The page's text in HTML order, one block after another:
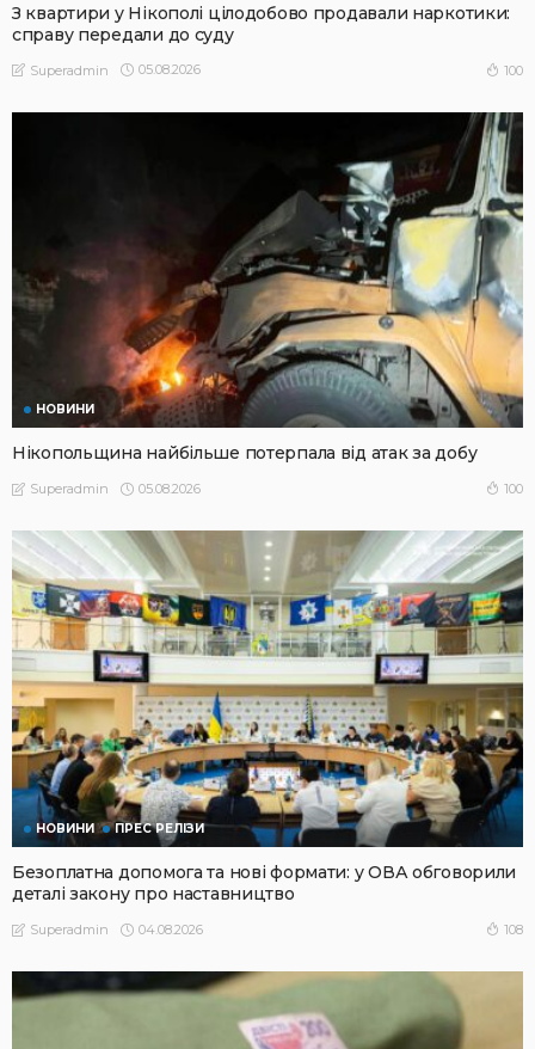
З квартири у Нікополі цілодобово продавали наркотики:
справу передали до суду
Superadmin 05.08.2026 100
НОВИНИ
Нікопольщина найбільше потерпала від атак за добу
Superadmin 05.08.2026 100
НОВИНИ ПРЕС РЕЛІЗИ
Безоплатна допомога та нові формати: у ОВА обговорили
деталі закону про наставництво
Superadmin 04.08.2026 108